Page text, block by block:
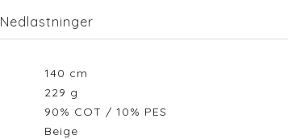
Nedlastninger
140 cm
229 g
90% COT / 10% PES
Beige